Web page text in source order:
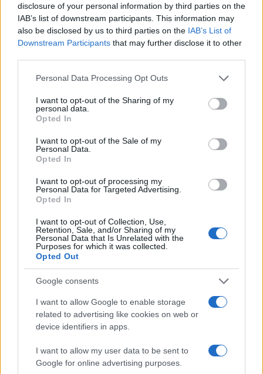
disclosure of your personal information by third parties on the
IAB’s list of downstream participants. This information may
also be disclosed by us to third parties on the IAB’s List of
Downstream Participants that may further disclose it to other
Please note that this website/app uses one or more Google
not limited to your visit or usage behaviour. You may click to
grant or deny consent to Google and its third-party tags to
use your data for below specified purposes in below Google
consent section.
Personal Data Processing Opt Outs
I want to opt-out of the Sharing of my
personal data.
Opted In
I want to opt-out of the Sale of my
Personal Data.
Opted In
I want to opt-out of processing my
Personal Data for Targeted Advertising.
Opted In
I want to opt-out of Collection, Use,
Retention, Sale, and/or Sharing of my
Personal Data that Is Unrelated with the
Purposes for which it was collected.
Opted Out
Google consents
I want to allow Google to enable storage
related to advertising like cookies on web or
device identifiers in apps.
I want to allow my user data to be sent to
Google for online advertising purposes.
daGoogle News
Condividi l'articolo
a
ce
b
o
o
k
w
it
te
r
n
re
W
h
s
p
p
S
h
re
Prossimo articolo
NOTIZIE RECENTI
Ristorante distrutto dalle fiamme a La
Maddalena, incendio a Monti d’à rena
Le previsioni meteo per il weekend a Olbia e in
Michelle Hunziker in Gallura, bella anche dal